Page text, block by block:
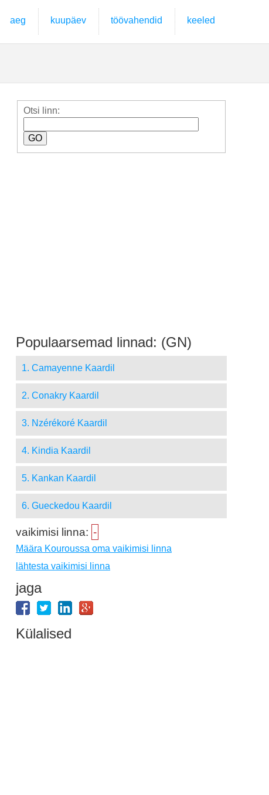
aeg kuupäev töövahendid keeled
Otsi linn:
Populaarsemad linnad: (GN)
1. Camayenne Kaardil
2. Conakry Kaardil
3. Nzérékoré Kaardil
4. Kindia Kaardil
5. Kankan Kaardil
6. Gueckedou Kaardil
vaikimisi linna: -
Määra Kouroussa oma vaikimisi linna
lähtesta vaikimisi linna
jaga
Külalised